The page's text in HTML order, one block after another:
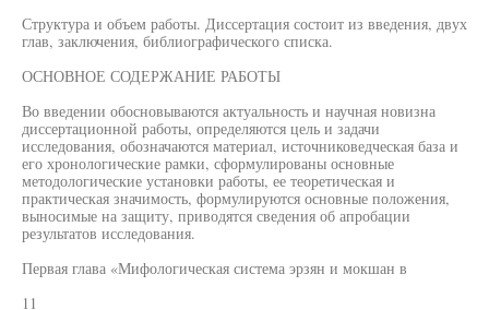
Структура и объем работы. Диссертация состоит из введения, двух
глав, заключения, библиографического списка.
ОСНОВНОЕ СОДЕРЖАНИЕ РАБОТЫ
Во введении обосновываются актуальность и научная новизна
диссертационной работы, определяются цель и задачи
исследования, обозначаются материал, источниковедческая база и
его хронологические рамки, сформулированы основные
методологические установки работы, ее теоретическая и
практическая значимость, формулируются основные положения,
выносимые на защиту, приводятся сведения об апробации
результатов исследования.
Первая глава «Мифологическая система эрзян и мокшан в
11